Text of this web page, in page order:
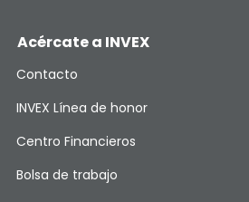
Acércate a INVEX
Contacto
INVEX Línea de honor
Centro Financieros
Bolsa de trabajo